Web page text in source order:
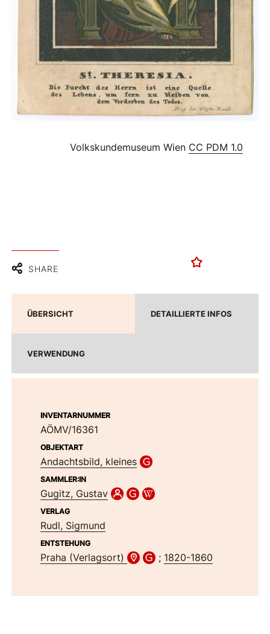
Volkskundemuseum Wien CC PDM 1.0
SHARE
ÜBERSICHT DETAILLIERTE INFOS
VERWENDUNG
INVENTARNUMMER
AÖMV/16361
OBJEKTART
Andachtsbild, kleines
SAMMLER:IN
Gugitz, Gustav
VERLAG
Rudl, Sigmund
ENTSTEHUNG
Praha (Verlagsort) ; 1820-1860